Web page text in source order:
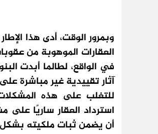
وبمرور الوقت، أدى هذا
العقارات الموهوبة من
في الواقع، لطالما أبدت
آثار تقييدية غير مباشرة
للتغلب على هذه
استرداد العقار ساريًا
أن يضمن ثبات ملكيته